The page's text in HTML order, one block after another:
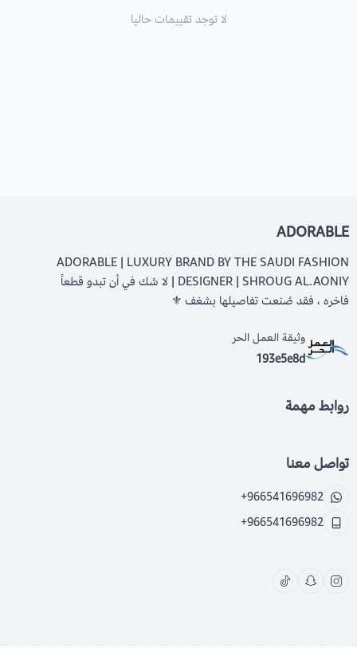
لا توجد تقييمات حاليا
ADORABLE
ADORABLE | LUXURY BRAND BY THE SAUDI FASHION
DESIGNER | SHROUG AL.AONIY | لا شك في أن تبدو قطعاً
فاخره ، فقد صُنعت تفاصيلها بشغف ⚜️
وثيقة العمل الحر
193e5e8d
روابط مهمة
تواصل معنا
+966541696982
+966541696982